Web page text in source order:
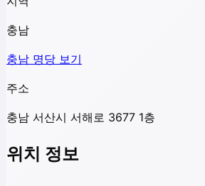
충남
충남 명당 보기
주소
충남 서산시 서해로 3677 1층
위치 정보